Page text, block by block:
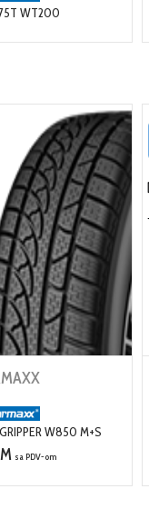
WT200
W850 M+S
sa PDV-om